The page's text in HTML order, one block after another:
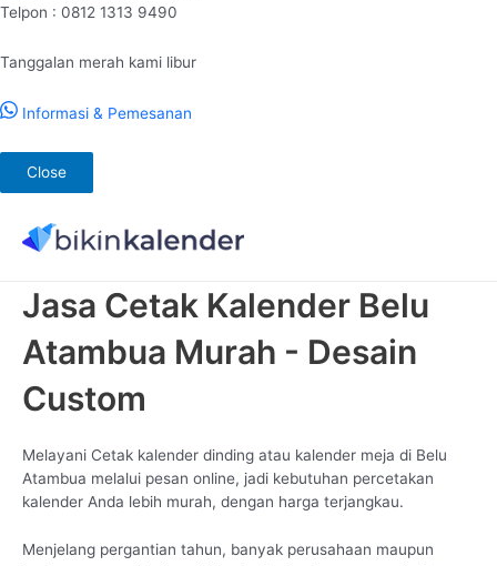
Telpon : 0812 1313 9490
Tanggalan merah kami libur
Informasi & Pemesanan
Close
konten
Jasa Cetak Kalender Belu
Atambua Murah - Desain
Custom
Melayani Cetak kalender dinding atau kalender meja di Belu
Atambua melalui pesan online, jadi kebutuhan percetakan
kalender Anda lebih murah, dengan harga terjangkau.
Menjelang pergantian tahun, banyak perusahaan maupun